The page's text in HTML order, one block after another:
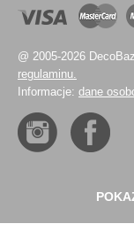
@ 2005-2026
regulaminu.
Informacje: dane